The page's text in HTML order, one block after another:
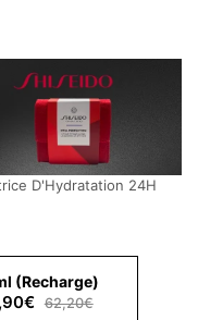
D'Hydratation 24H
intense pendant 24H*
une hydratation en
Hyaluronique RED
(Recharge)
62,20€